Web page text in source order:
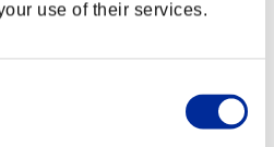
use of their services.